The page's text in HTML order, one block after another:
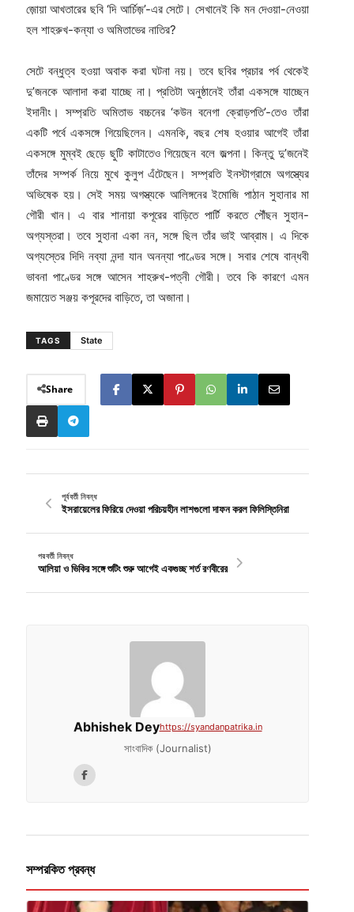
জ়োয়া আখতারের ছবি ‘দি আর্চিজ়’-এর সেটে। সেখানেই কি মন দেওয়া-নেওয়া
হল শাহরুখ-কন্যা ও অমিতাভের নাতির?
সেটে বন্ধুত্ব হওয়া অবাক করা ঘটনা নয়। তবে ছবির প্রচার পর্ব থেকেই
দু’জনকে আলাদা করা যাচ্ছে না। প্রতিটা অনুষ্ঠানেই তাঁরা একসঙ্গে যাচ্ছেন
ইদানীং। সম্প্রতি অমিতাভ বচ্চনের ‘কউন বনেগা ক্রোড়পতি’-তেও তাঁরা
একটি পর্বে একসঙ্গে গিয়েছিলেন। এমনকি, বছর শেষ হওয়ার আগেই তাঁরা
একসঙ্গে মুম্বই ছেড়ে ছুটি কাটাতেও গিয়েছেন বলে জল্পনা। কিন্তু দু’জনেই
তাঁদের সম্পর্ক নিয়ে মুখে কুলুপ এঁটেছেন। সম্প্রতি ইনস্টাগ্রামে অগস্ত্যের
অভিষেক হয়। সেই সময় অগস্ত্যকে আলিঙ্গনের ইমোজি পাঠান সুহানার মা
গৌরী খান। এ বার শানায়া কপূরের বাড়িতে পার্টি করতে পৌঁছন সুহান-
অগ্যস্তরা। তবে সুহানা একা নন, সঙ্গে ছিল তাঁর ভাই আব্রাম। এ দিকে
অগ্যস্তের দিদি নব্যা নন্দা যান অনন্যা পাণ্ডের সঙ্গে। সবার শেষে বান্ধবী
ভাবনা পাণ্ডের সঙ্গে আসেন শাহরুখ-পত্নী গৌরী। তবে কি কারণে এমন
জমায়েত সঞ্জয় কপূরদের বাড়িতে, তা অজানা।
TAGS State
Share
পূর্ববর্তী নিবন্ধ
ইসরায়েলের ফিরিয়ে দেওয়া পরিচয়হীন লাশগুলো দাফন করল ফিলিস্তিনিরা
পরবর্তী নিবন্ধ
আলিয়া ও ভিকির সঙ্গে শুটিং শুরু আগেই একগুচ্ছ শর্ত রণবীরের
Abhishek Deyhttps://syandanpatrika.in
সাংবাদিক (Journalist)
সম্পরকিত প্রবন্ধ